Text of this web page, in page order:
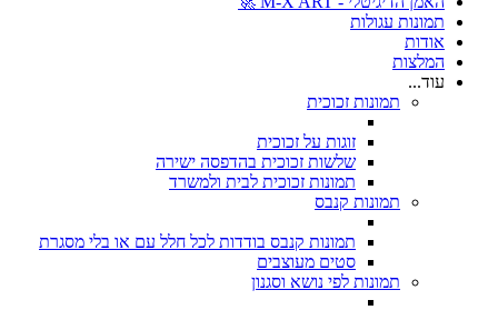
תמונות עגולות
אודות
המלצות
עוד...
תמונות זכוכית
זוגות על זכוכית
שלשות זכוכית בהדפסה ישירה
תמונות זכוכית לבית ולמשרד
תמונות קנבס
תמונות קנבס בודדות לכל חלל עם או בלי מסגרת
סטים מעוצבים
תמונות לפי נושא וסגנון